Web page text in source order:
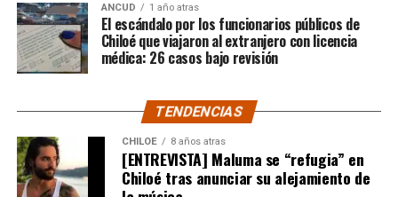
Pero, volviendo al principio, damos curso a una solicitud
imposible de especificar con exactitud pero que un
simple chequeo de los ánimos de la gente, se puede ver
como un anhelo mayúsculo el hecho de que esos casi
$200 millones sean destinados para Dante Jara, el
pequeño de año y medio cuyo padecimiento es el mismo
de Tomás Ross y, por si fuera poco, su padre, Fernando,
emprendió una caminata de Arica a Santiago para
conseguir tal fin. Entonces, ¿quién mejor que Camila
ANCUD 1 año atras
El escándalo por los funcionarios públicos de
Chiloé que viajaron al extranjero con licencia
médica: 26 casos bajo revisión
TENDENCIAS
CHILOE 8 años atras
[ENTREVISTA] Maluma se “refugia” en
Chiloé tras anunciar su alejamiento de